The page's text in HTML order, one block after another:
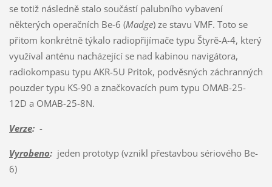
se totiž následně stalo součástí palubního vybavení
některých operačních Be-6 (Madge) ze stavu VMF. Toto se
přitom konkrétně týkalo radiopřijímače typu Štyrě-A-4, který
využíval anténu nacházející se nad kabinou navigátora,
radiokompasu typu AKR-5U Pritok, podvěsných záchranných
pouzder typu KS-90 a značkovacích pum typu OMAB-25-
12D a OMAB-25-8N.
Verze:-
Vyrobeno:jeden prototyp (vznikl přestavbou sériového Be-
6)